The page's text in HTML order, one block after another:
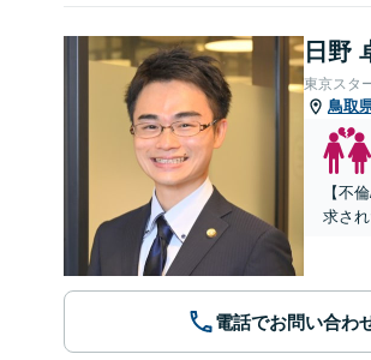
日野
東京スタ
鳥取
【不
求さ
電話でお問い合わ